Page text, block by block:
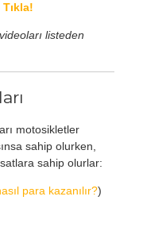
listeden
motosikletler
sahip olurken,
sahip olurlar:
para kazanılır?)